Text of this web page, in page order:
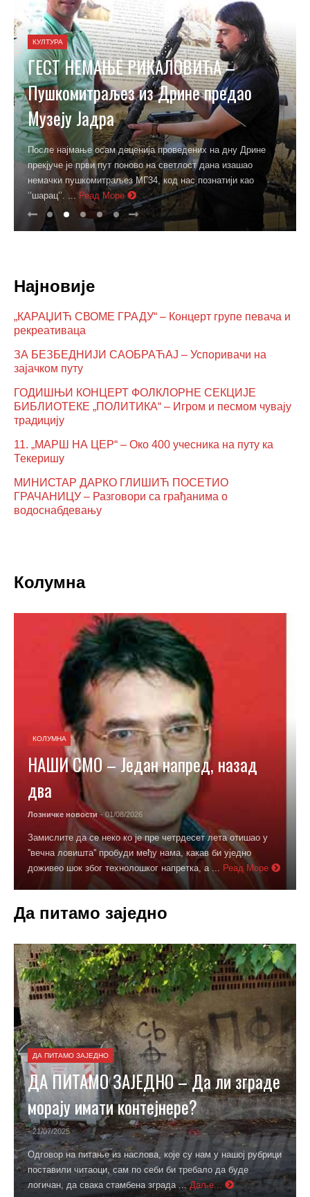
КУЛТУРА
ГЕСТ НЕМАЊЕ РИКАЛОВИЋА –
Пушкомитраљез из Дрине предао
Музеју Јадра
После најмање осам деценија проведених на дну Дрине
прекјуче је први пут поново на светлост дана изашао
немачки пушкомитраљез МГ34, код нас познатији као
‘’шарац’’. ... Реад Море
Најновије
„КАРАЏИЋ СВОМЕ ГРАДУ“ – Концерт групе певача и
рекреативаца
ЗА БЕЗБЕДНИЈИ САОБРАЋАЈ – Успоривачи на
зајачком путу
ГОДИШЊИ КОНЦЕРТ ФОЛКЛОРНЕ СЕКЦИЈЕ
БИБЛИОТЕКЕ „ПОЛИТИКА“ – Игром и песмом чувају
традицију
11. „МАРШ НА ЦЕР“ – Око 400 учесника на путу ка
Текеришу
МИНИСТАР ДАРКО ГЛИШИЋ ПОСЕТИО
ГРАЧАНИЦУ – Разговори са грађанима о
водоснабдевању
Колумна
КОЛУМНА
НАШИ СМО – Један напред, назад
два
Лозничке новости - 01/08/2026
Замислите да се неко ко је пре четрдесет лета отишао у
''вечна ловишта'' пробуди међу нама, какав би уједно
доживео шок због технолошког напретка, а ...
Реад Море
Да питамо заједно
ДА ПИТАМО ЗАЈЕДНО
ДА ПИТАМО ЗАЈЕДНО – Да ли зграде
морају имати контејнере?
- 21/07/2025
Одговор на питање из наслова, које су нам у нашој рубрици
поставили читаоци, сам по себи би требало да буде
логичан, да свака стамбена зграда ... Даље...